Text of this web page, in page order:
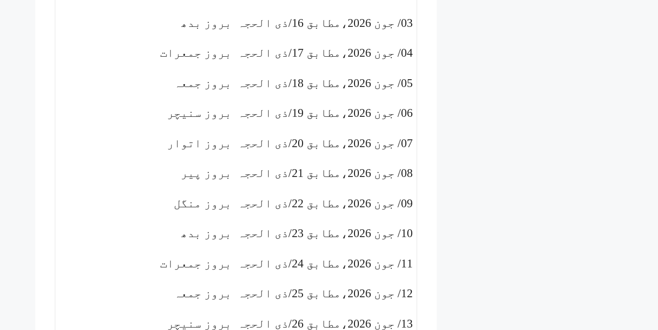
03/ جون 2026،مطابق 16/ذی الحجہ بروز بدھ
04/ جون 2026،مطابق 17/ذی الحجہ بروز جمعرات
05/ جون 2026،مطابق 18/ذی الحجہ بروز جمعہ
06/ جون 2026،مطابق 19/ذی الحجہ بروز سنیچر
07/ جون 2026،مطابق 20/ذی الحجہ بروز اتوار
08/ جون 2026،مطابق 21/ذی الحجہ بروز پیر
09/ جون 2026،مطابق 22/ذی الحجہ بروز منگل
10/ جون 2026،مطابق 23/ذی الحجہ بروز بدھ
11/ جون 2026،مطابق 24/ذی الحجہ بروز جمعرات
12/ جون 2026،مطابق 25/ذی الحجہ بروز جمعہ
13/ جون 2026،مطابق 26/ذی الحجہ بروز سنیچر